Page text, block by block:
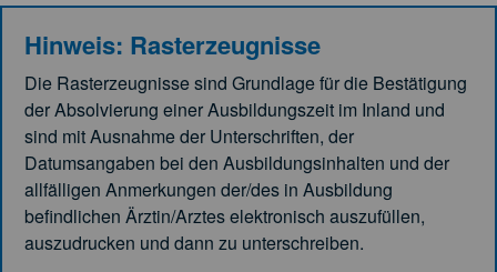
Hinweis: Rasterzeugnisse
Die Rasterzeugnisse sind Grundlage für die Bestätigung
der Absolvierung einer Ausbildungszeit im Inland und
sind mit Ausnahme der Unterschriften, der
Datumsangaben bei den Ausbildungsinhalten und der
allfälligen Anmerkungen der/des in Ausbildung
befindlichen Ärztin/Arztes elektronisch auszufüllen,
auszudrucken und dann zu unterschreiben.